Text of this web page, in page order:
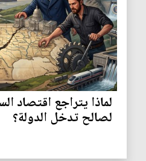
لماذا يتراجع اقتصاد
لصالح تدخل الدولة؟